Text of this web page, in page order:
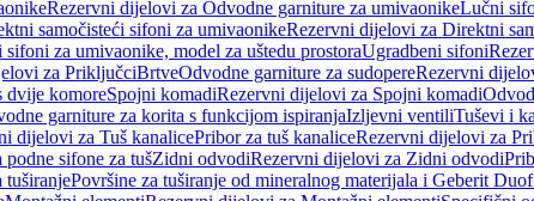
Rezervni dijelovi za Odvodne garniture za umivaonikeLučni
samočisteći sifoni za umivaonikeRezervni dijelovi za Direktni
za umivaonike, model za uštedu prostoraUgradbeni sifoni
za PriključciBrtveOdvodne garniture za sudopereRezervni
dvije komoreSpojni komadiRezervni dijelovi za Spojni komadi
garniture za korita s funkcijom ispiranjaIzljevni ventiliTuševi i
dijelovi za Tuš kanalicePribor za tuš kanaliceRezervni dijelovi za
sifone za tušZidni odvodiRezervni dijelovi za Zidni odvodi
tuširanjePovršine za tuširanje od mineralnog materijala i Geberit